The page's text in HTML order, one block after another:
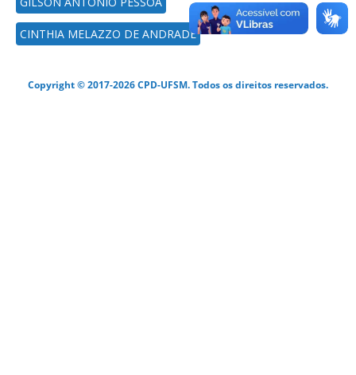
CINTHIA MELAZZO DE ANDRADE
Copyright © 2017-2026 CPD-UFSM. Todos os direitos reservados.